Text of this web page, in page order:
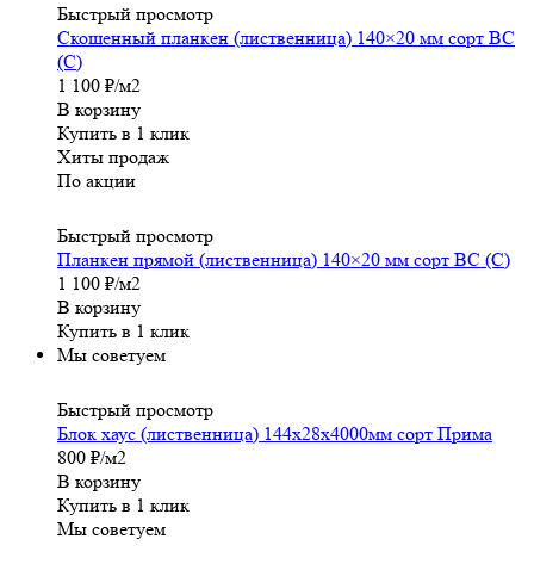
Быстрый просмотр
Скошенный планкен (лиственница) 140×20 мм сорт ВС
(С)
1 100 ₽/м2
В корзину
Купить в 1 клик
Хиты продаж
По акции
Быстрый просмотр
Планкен прямой (лиственница) 140×20 мм сорт ВС (С)
1 100 ₽/м2
В корзину
Купить в 1 клик
Мы советуем
Быстрый просмотр
Блок хаус (лиственница) 144x28x4000мм сорт Прима
800 ₽/м2
В корзину
Купить в 1 клик
Мы советуем